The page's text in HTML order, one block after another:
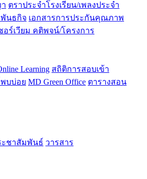
ตราประจำโรงเรียน/เพลงประจำ
นธกิจ เอกสารการประกันคุณภาพ
อร์เวียม คติพจน์/โครงการ
Learning สถิติการสอบเข้า
บบ่อย MD Green Office ตารางสอน
ะชาสัมพันธ์ วารสาร